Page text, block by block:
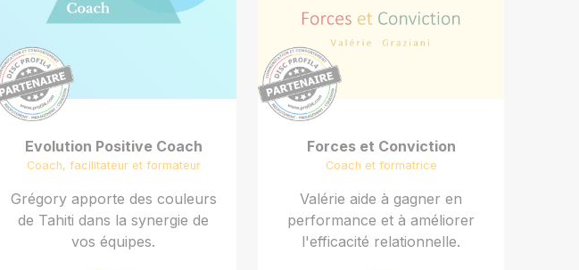
Evolution Positive Coach
Coach, facilitateur et formateur
Grégory apporte des couleurs
de Tahiti dans la synergie de
vos équipes.
Forces et Conviction
Coach et formatrice
Valérie aide à gagner en
performance et à améliorer
l'efficacité relationnelle.